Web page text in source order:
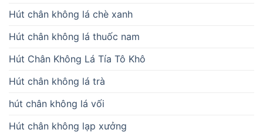
Hút chân không lá chè xanh
Hút chân không lá thuốc nam
Hút Chân Không Lá Tía Tô Khô
Hút chân không lá trà
hút chân không lá vối
Hút chân không lạp xưởng